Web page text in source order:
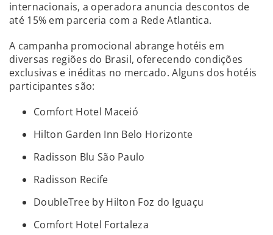
internacionais, a operadora anuncia descontos de
até 15% em parceria com a Rede Atlantica.
A campanha promocional abrange hotéis em
diversas regiões do Brasil, oferecendo condições
exclusivas e inéditas no mercado. Alguns dos hotéis
participantes são:
Comfort Hotel Maceió
Hilton Garden Inn Belo Horizonte
Radisson Blu São Paulo
Radisson Recife
DoubleTree by Hilton Foz do Iguaçu
Comfort Hotel Fortaleza